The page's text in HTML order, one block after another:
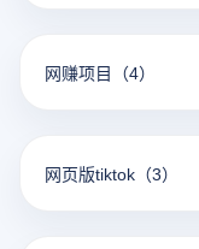
网赚项目 （4）
网页版tiktok （3）